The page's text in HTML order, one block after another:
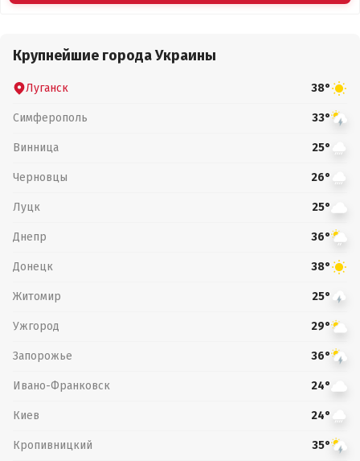
Крупнейшие города Украины
Луганск 38°
Симферополь 33°
Винница 25°
Черновцы 26°
Луцк 25°
Днепр 36°
Донецк 38°
Житомир 25°
Ужгород 29°
Запорожье 36°
Ивано-Франковск 24°
Киев 24°
Кропивницкий 35°